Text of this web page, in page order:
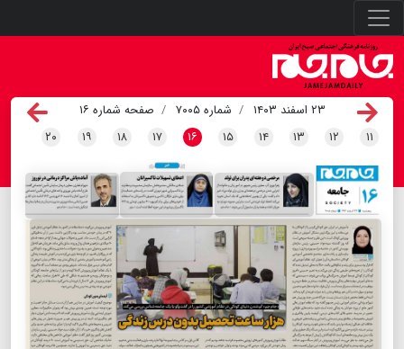
۲۳ اسفند ۱۴۰۳ شماره ۷۰۰۵
صفحه شماره ۱۶
۱۱ ۱۲ ۱۳ ۱۴ ۱۵ ۱۶ ۱۷ ۱۸ ۱۹ ۲۰